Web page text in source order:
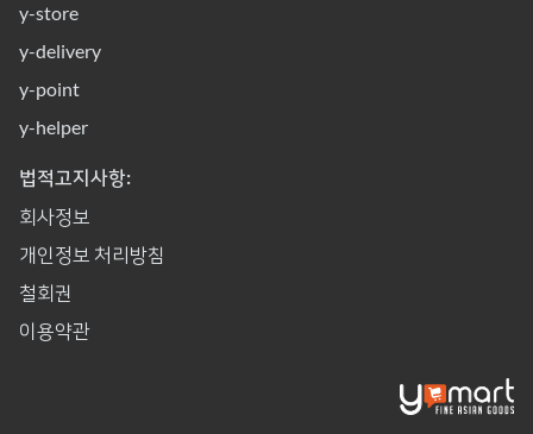
y-store
y-delivery
y-point
y-helper
법적고지사항:
회사정보
개인정보 처리방침
철회권
이용약관